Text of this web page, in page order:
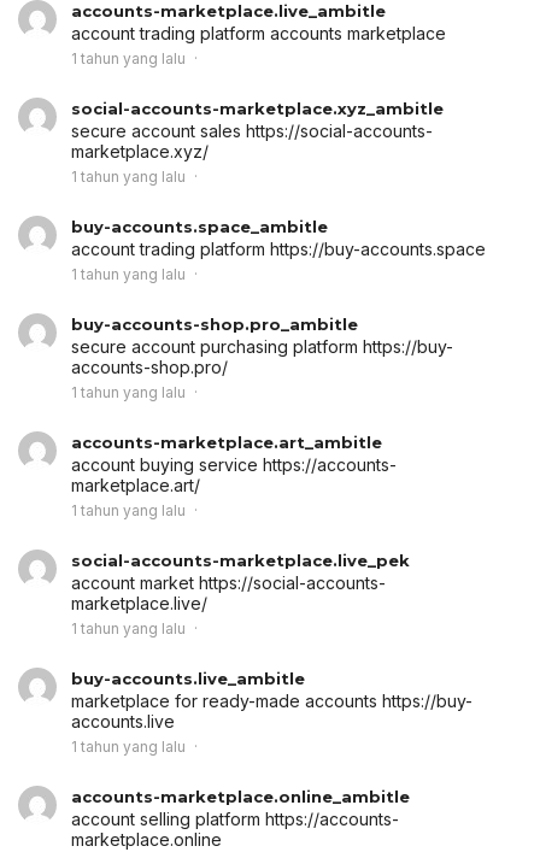
accounts-marketplace.live_ambitle
account trading platform accounts marketplace
1 tahun yang lalu
social-accounts-marketplace.xyz_ambitle
secure account sales https://social-accounts-
marketplace.xyz/
1 tahun yang lalu
buy-accounts.space_ambitle
account trading platform https://buy-accounts.space
1 tahun yang lalu
buy-accounts-shop.pro_ambitle
secure account purchasing platform https://buy-
accounts-shop.pro/
1 tahun yang lalu
accounts-marketplace.art_ambitle
account buying service https://accounts-
marketplace.art/
1 tahun yang lalu
social-accounts-marketplace.live_pek
account market https://social-accounts-
marketplace.live/
1 tahun yang lalu
buy-accounts.live_ambitle
marketplace for ready-made accounts https://buy-
accounts.live
1 tahun yang lalu
accounts-marketplace.online_ambitle
account selling platform https://accounts-
marketplace.online